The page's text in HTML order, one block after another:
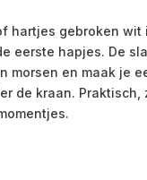
hartjes gebroken wit
eerste hapjes. De
morsen en maak je
de kraan. Praktisch,